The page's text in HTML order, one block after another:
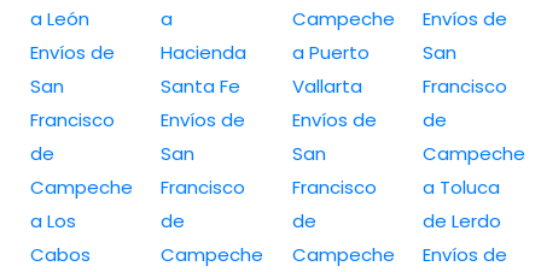
a León
Envíos de
San
Francisco
de
Campeche
a Los
Cabos
a
Hacienda
Santa Fe
Envíos de
San
Francisco
de
Campeche
Campeche
a Puerto
Vallarta
Envíos de
San
Francisco
de
Campeche
Envíos de
San
Francisco
de
Campeche
a Toluca
de Lerdo
Envíos de